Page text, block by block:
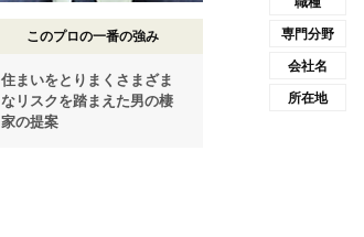
このプロの一番の強み
住まいをとりまくさまざま
なリスクを踏まえた男の棲
家の提案
専門分野
会社名
所在地